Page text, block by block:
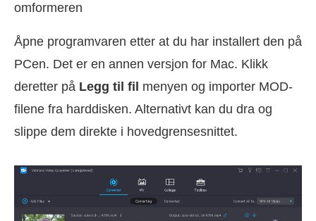
omformeren
Åpne programvaren etter at du har installert den på
PCen. Det er en annen versjon for Mac. Klikk
deretter på Legg til fil menyen og importer MOD-
filene fra harddisken. Alternativt kan du dra og
slippe dem direkte i hovedgrensesnittet.